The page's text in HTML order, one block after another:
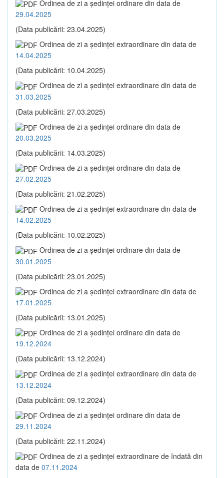
Ordinea de zi a şedinţei ordinare din data de
29.04.2025
(Data publicării: 23.04.2025)
Ordinea de zi a şedinţei extraordinare din data de
14.04.2025
(Data publicării: 10.04.2025)
Ordinea de zi a şedinţei extraordinare din data de
31.03.2025
(Data publicării: 27.03.2025)
Ordinea de zi a şedinţei ordinare din data de
20.03.2025
(Data publicării: 14.03.2025)
Ordinea de zi a şedinţei ordinare din data de
27.02.2025
(Data publicării: 21.02.2025)
Ordinea de zi a şedinţei extraordinare din data de
14.02.2025
(Data publicării: 10.02.2025)
Ordinea de zi a şedinţei ordinare din data de
30.01.2025
(Data publicării: 23.01.2025)
Ordinea de zi a şedinţei extraordinare din data de
17.01.2025
(Data publicării: 13.01.2025)
Ordinea de zi a şedinţei ordinare din data de
19.12.2024
(Data publicării: 13.12.2024)
Ordinea de zi a şedinţei extraordinare din data de
13.12.2024
(Data publicării: 09.12.2024)
Ordinea de zi a şedinţei ordinare din data de
29.11.2024
(Data publicării: 22.11.2024)
Ordinea de zi a şedinţei extraordinare de îndată din
data de 07.11.2024